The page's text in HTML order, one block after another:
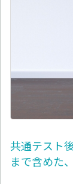
共通テスト
まで含めた